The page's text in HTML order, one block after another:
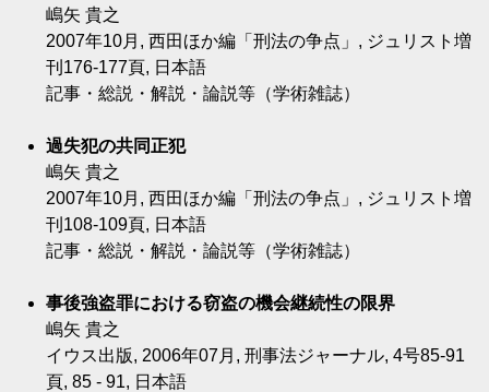
嶋矢 貴之
2007年10月, 西田ほか編「刑法の争点」, ジュリスト増
刊176-177頁, 日本語
記事・総説・解説・論説等（学術雑誌）
過失犯の共同正犯
嶋矢 貴之
2007年10月, 西田ほか編「刑法の争点」, ジュリスト増
刊108-109頁, 日本語
記事・総説・解説・論説等（学術雑誌）
事後強盗罪における窃盗の機会継続性の限界
嶋矢 貴之
イウス出版, 2006年07月, 刑事法ジャーナル, 4号85-91
頁, 85 - 91, 日本語